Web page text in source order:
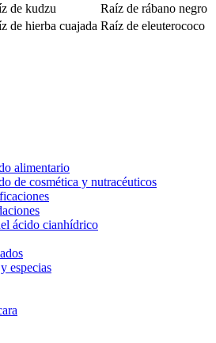
de kudzu
Raíz de rábano negro
de hierba cuajada Raíz de eleuterococo
alimentario
de cosmética y nutracéuticos
ácido cianhídrico
especias